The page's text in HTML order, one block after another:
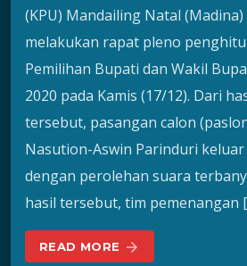
(KPU) Mandailing Natal
melakukan rapat pleno
Pemilihan Bupati dan Wakil
2020 pada Kamis (17/12). Dari
tersebut, pasangan calon
Nasution-Aswin Parinduri
dengan perolehan suara
hasil tersebut, tim pemenangan
READ MORE arrow_forward